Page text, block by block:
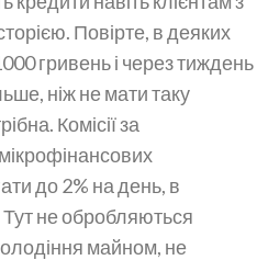
Повірте, в деяких
гривень і через тиждень
ніж не мати таку
Комісії за
до 2% на день, в
не обробляються
майном, не